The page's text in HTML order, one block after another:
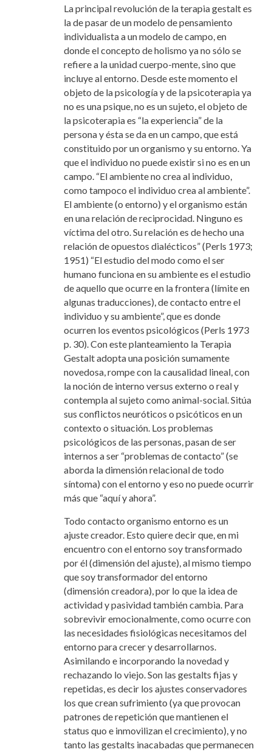
La principal revolución de la terapia gestalt es
la de pasar de un modelo de pensamiento
individualista a un modelo de campo, en
donde el concepto de holismo ya no sólo se
refiere a la unidad cuerpo-mente, sino que
incluye al entorno. Desde este momento el
objeto de la psicología y de la psicoterapia ya
no es una psique, no es un sujeto, el objeto de
la psicoterapia es “la experiencia” de la
persona y ésta se da en un campo, que está
constituido por un organismo y su entorno. Ya
que el individuo no puede existir si no es en un
campo. “El ambiente no crea al individuo,
como tampoco el individuo crea al ambiente”.
El ambiente (o entorno) y el organismo están
en una relación de reciprocidad. Ninguno es
víctima del otro. Su relación es de hecho una
relación de opuestos dialécticos” (Perls 1973;
1951) “El estudio del modo como el ser
humano funciona en su ambiente es el estudio
de aquello que ocurre en la frontera (límite en
algunas traducciones), de contacto entre el
individuo y su ambiente”, que es donde
ocurren los eventos psicológicos (Perls 1973
p. 30). Con este planteamiento la Terapia
Gestalt adopta una posición sumamente
novedosa, rompe con la causalidad lineal, con
la noción de interno versus externo o real y
contempla al sujeto como animal-social. Sitúa
sus conflictos neuróticos o psicóticos en un
contexto o situación. Los problemas
psicológicos de las personas, pasan de ser
internos a ser “problemas de contacto” (se
aborda la dimensión relacional de todo
síntoma) con el entorno y eso no puede ocurrir
más que “aquí y ahora”.
Todo contacto organismo entorno es un
ajuste creador. Esto quiere decir que, en mi
encuentro con el entorno soy transformado
por él (dimensión del ajuste), al mismo tiempo
que soy transformador del entorno
(dimensión creadora), por lo que la idea de
actividad y pasividad también cambia. Para
sobrevivir emocionalmente, como ocurre con
las necesidades fisiológicas necesitamos del
entorno para crecer y desarrollarnos.
Asimilando e incorporando la novedad y
rechazando lo viejo. Son las gestalts fijas y
repetidas, es decir los ajustes conservadores
los que crean sufrimiento (ya que provocan
patrones de repetición que mantienen el
status quo e inmovilizan el crecimiento), y no
tanto las gestalts inacabadas que permanecen